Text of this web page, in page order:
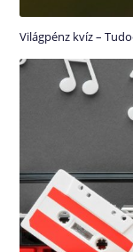
Világpénz kvíz –